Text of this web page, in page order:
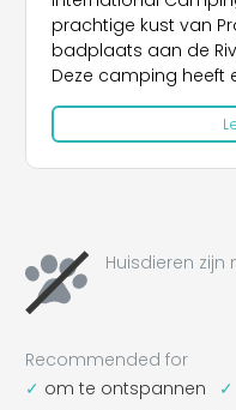
prachtige kust van
badplaats aan de
Deze camping heeft
met direct uitzicht
uitstrekt voor het
spectaculaire
rotswanden met
genieten van de rust
zonder dat dit ten
slechts een
centrum. De
adembenemende
Golf van Policastro,
Huisdieren
Recommended for
om te ontspannen